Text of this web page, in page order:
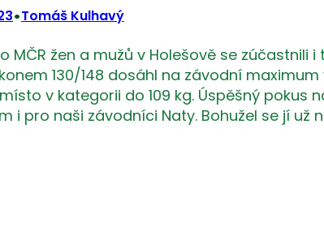
•Tomáš Kulhavý
MČR žen a mužů v Holešově se zúčastnili
130/148 dosáhl na závodní
v kategorii do 109 kg. Úspěšný pokus
i pro naši závodníci Naty. Bohužel se jí už